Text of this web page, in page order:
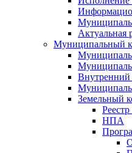
Актуальная
Муниципальный
Земельный
НПА